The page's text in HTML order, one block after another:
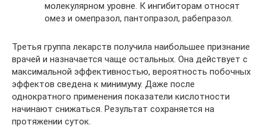
молекулярном уровне. К ингибиторам относят
омез и омепразол, пантопразол, рабепразол.
Третья группа лекарств получила наибольшее признание
врачей и назначается чаще остальных. Она действует с
максимальной эффективностью, вероятность побочных
эффектов сведена к минимуму. Даже после
однократного применения показатели кислотности
начинают снижаться. Результат сохраняется на
протяжении суток.